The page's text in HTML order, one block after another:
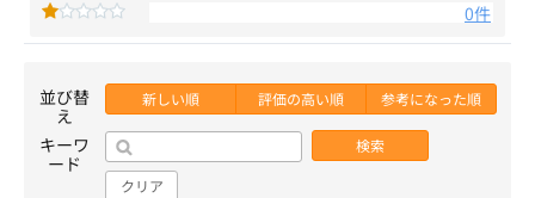
0件
並び替
え
新しい順 評価の高い順 参考になった順
キーワ
ード
検索
クリア